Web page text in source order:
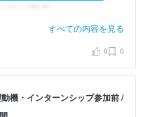
すべての内容を見る
0 0
機・インターンシップ参加前 /